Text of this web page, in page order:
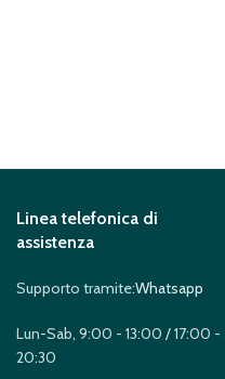
Linea telefonica di
assistenza
Supporto tramite:Whatsapp
Lun-Sab, 9:00 - 13:00 / 17:00 -
20:30